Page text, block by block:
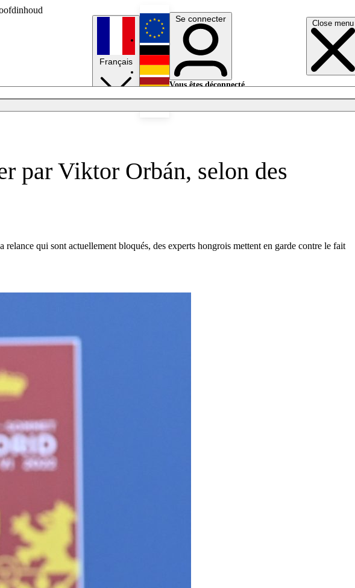
Close menu
Français
English
Deutsch
Se connecter
Vous êtes déconnecté.
par Viktor Orbán, selon des
qui sont actuellement bloqués, des experts hongrois mettent en garde contre le fait